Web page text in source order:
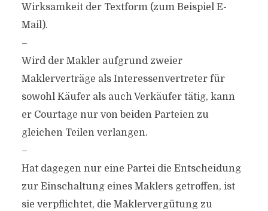
Wirksamkeit der Textform (zum Beispiel E-
Mail).
–
Wird der Makler aufgrund zweier
Maklerverträge als Interessenvertreter für
sowohl Käufer als auch Verkäufer tätig, kann
er Courtage nur von beiden Parteien zu
gleichen Teilen verlangen.
–
Hat dagegen nur eine Partei die Entscheidung
zur Einschaltung eines Maklers getroffen, ist
sie verpflichtet, die Maklervergütung zu